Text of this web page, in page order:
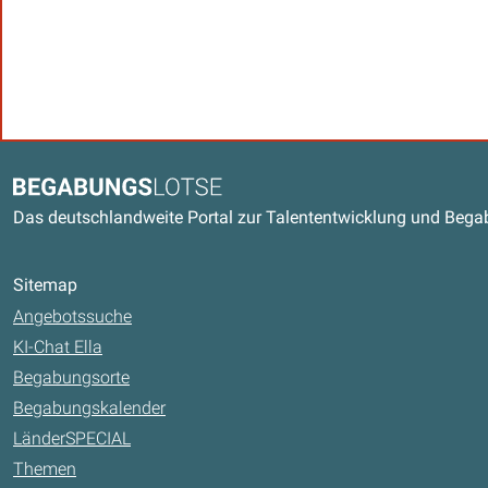
Kontaktdaten und weitere Links
Begabungslotse
Das deutschlandweite Portal zur Talententwicklung und
Sitemap
Angebotssuche
KI-Chat Ella
Begabungsorte
Begabungskalender
LänderSPECIAL
Themen